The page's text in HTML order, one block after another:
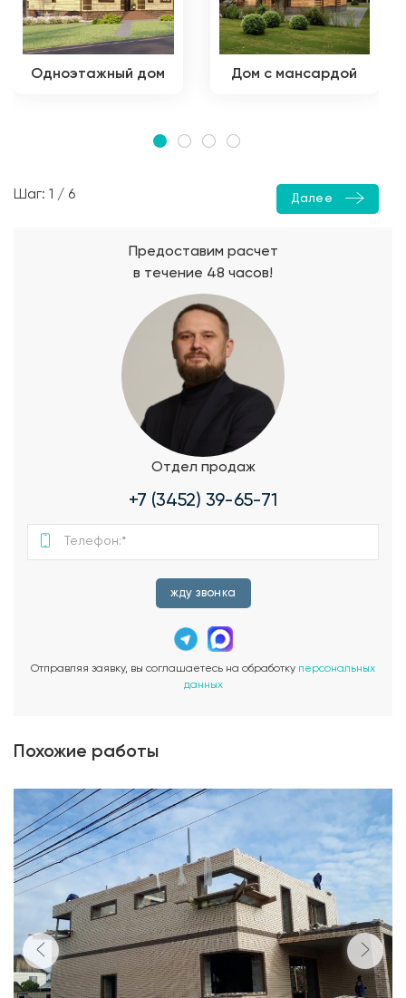
Одноэтажный дом Дом с мансардой
Шаг: 1 / 6 Далее
Предоставим расчет
в течение 48 часов!
Отдел продаж
+7 (3452) 39-65-71
жду звонка
Отправляя заявку, вы соглашаетесь на обработку персональных
данных
Похожие работы